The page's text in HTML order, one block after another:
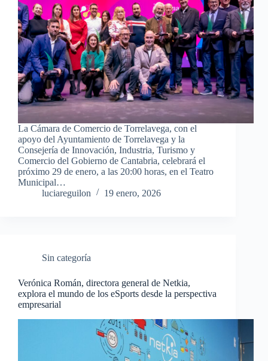
La Cámara de Comercio de Torrelavega, con el
apoyo del Ayuntamiento de Torrelavega y la
Consejería de Innovación, Industria, Turismo y
Comercio del Gobierno de Cantabria, celebrará el
próximo 29 de enero, a las 20:00 horas, en el Teatro
Municipal…
luciareguilon
19 enero, 2026
Sin categoría
Verónica Román, directora general de Netkia,
explora el mundo de los eSports desde la perspectiva
empresarial